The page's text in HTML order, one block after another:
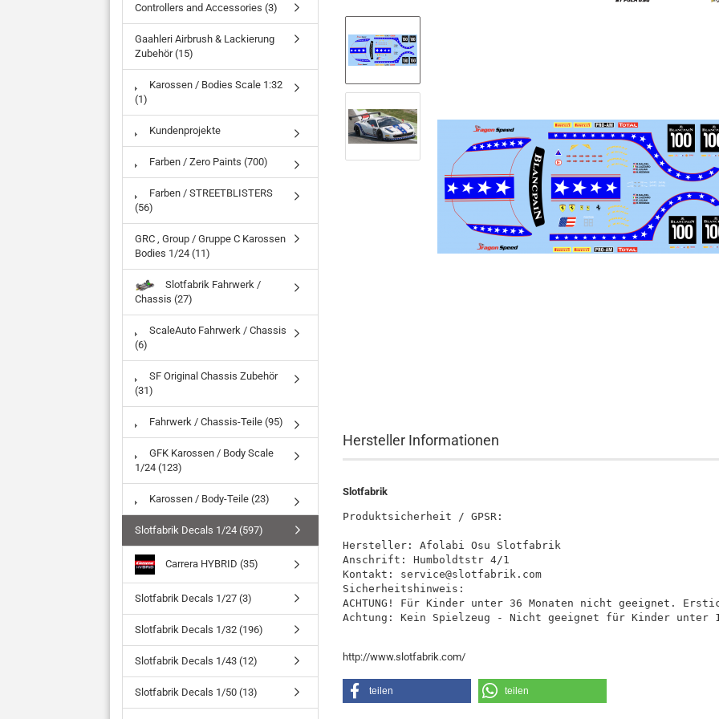
Hersteller Informationen
Slotfabrik
Produktsicherheit / GPSR:
Hersteller: Afolabi Osu Slotfabrik
Anschrift: Humboldtstr 4/1
Kontakt: service@slotfabrik.com
Sicherheitshinweis:
ACHTUNG! Für Kinder unter 36 Monaten nicht geeignet.
Achtung: Kein Spielzeug - Nicht geeignet für Kinder unter
http://www.slotfabrik.com/
teilen teilen
Controllers and Accessories (3)
Gaahleri Airbrush & Lackierung
Zubehör (15)
Karossen / Bodies Scale 1:32
(1)
Kundenprojekte
Farben / Zero Paints (700)
Farben / STREETBLISTERS
(56)
GRC , Group / Gruppe C Karossen
Bodies 1/24 (11)
Slotfabrik Fahrwerk /
Chassis (27)
ScaleAuto Fahrwerk / Chassis
(6)
SF Original Chassis Zubehör
(31)
Fahrwerk / Chassis-Teile (95)
GFK Karossen / Body Scale
1/24 (123)
Karossen / Body-Teile (23)
Slotfabrik Decals 1/24 (597)
Carrera HYBRID (35)
Slotfabrik Decals 1/27 (3)
Slotfabrik Decals 1/32 (196)
Slotfabrik Decals 1/43 (12)
Slotfabrik Decals 1/50 (13)